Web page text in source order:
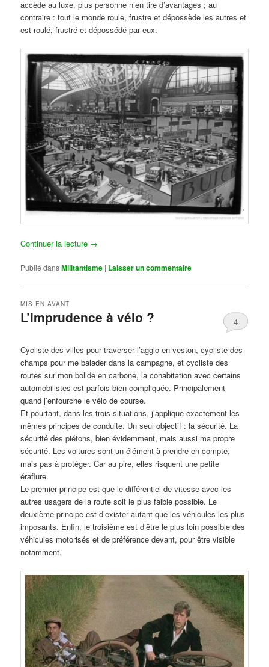
accède au luxe, plus personne n’en tire d’avantages ; au
contraire : tout le monde roule, frustre et dépossède les autres et
est roulé, frustré et dépossédé par eux.
Continuer la lecture →
Publié dansMilitantisme | Laisser un commentaire
L’imprudence à vélo ?
MIS EN AVANT
4
Cycliste des villes pour traverser l’agglo en veston, cycliste des
champs pour me balader dans la campagne, et cycliste des
routes sur mon bolide en carbone, la cohabitation avec certains
automobilistes est parfois bien compliquée. Principalement
quand j’enfourche le vélo de course.
Et pourtant, dans les trois situations, j’applique exactement les
mêmes principes de conduite. Un seul objectif : la sécurité. La
sécurité des piétons, bien évidemment, mais aussi ma propre
sécurité. Les voitures sont un élément à prendre en compte,
mais pas à protéger. Car au pire, elles risquent une petite
éraflure.
Le premier principe est que le différentiel de vitesse avec les
autres usagers de la route soit le plus faible possible. Le
deuxième principe est d’exister autant que les véhicules les plus
imposants. Enfin, le troisième est d’être le plus loin possible des
véhicules motorisés et de préférence devant, pour être visible
notamment.